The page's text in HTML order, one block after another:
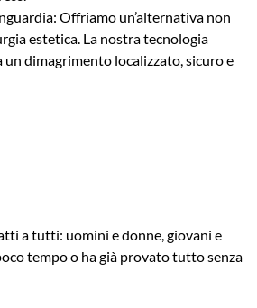
Offriamo un’alternativa non
estetica. La nostra tecnologia
un dimagrimento localizzato, sicuro e
a tutti: uomini e donne, giovani e
tempo o ha già provato tutto senza